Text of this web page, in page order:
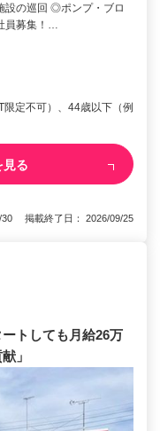
設の巡回 ◎ポンプ・ブロ
募集！…
定不可）、44歳以下（例
見る
30 掲載終了日： 2026/09/25
トしても月給26万
」